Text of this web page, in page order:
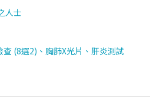
人士
(8選2)、胸肺X光片、肝炎測試